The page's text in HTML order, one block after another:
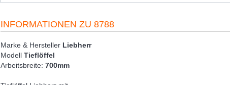
INFORMATIONEN ZU 8788
Marke & Hersteller Liebherr
Modell Tieflöffel
Arbeitsbreite: 700mm